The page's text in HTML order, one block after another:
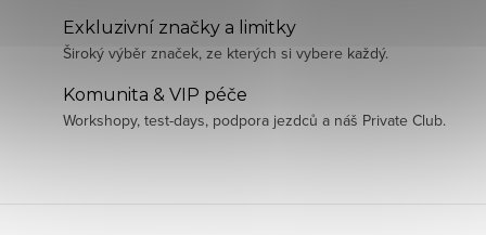
Exkluzivní značky a limitky
Široký výběr značek, ze kterých si vybere každý.
Komunita & VIP péče
Workshopy, test-days, podpora jezdců a náš Private Club.